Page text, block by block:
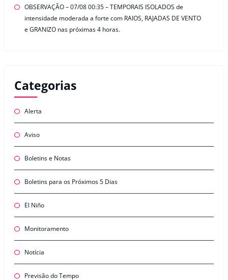
OBSERVAÇÃO – 07/08 00:35 – TEMPORAIS ISOLADOS de
intensidade moderada a forte com RAIOS, RAJADAS DE VENTO
e GRANIZO nas próximas 4 horas.
Categorias
Alerta
Aviso
Boletins e Notas
Boletins para os Próximos 5 Dias
El Niño
Monitoramento
Notícia
Previsão do Tempo